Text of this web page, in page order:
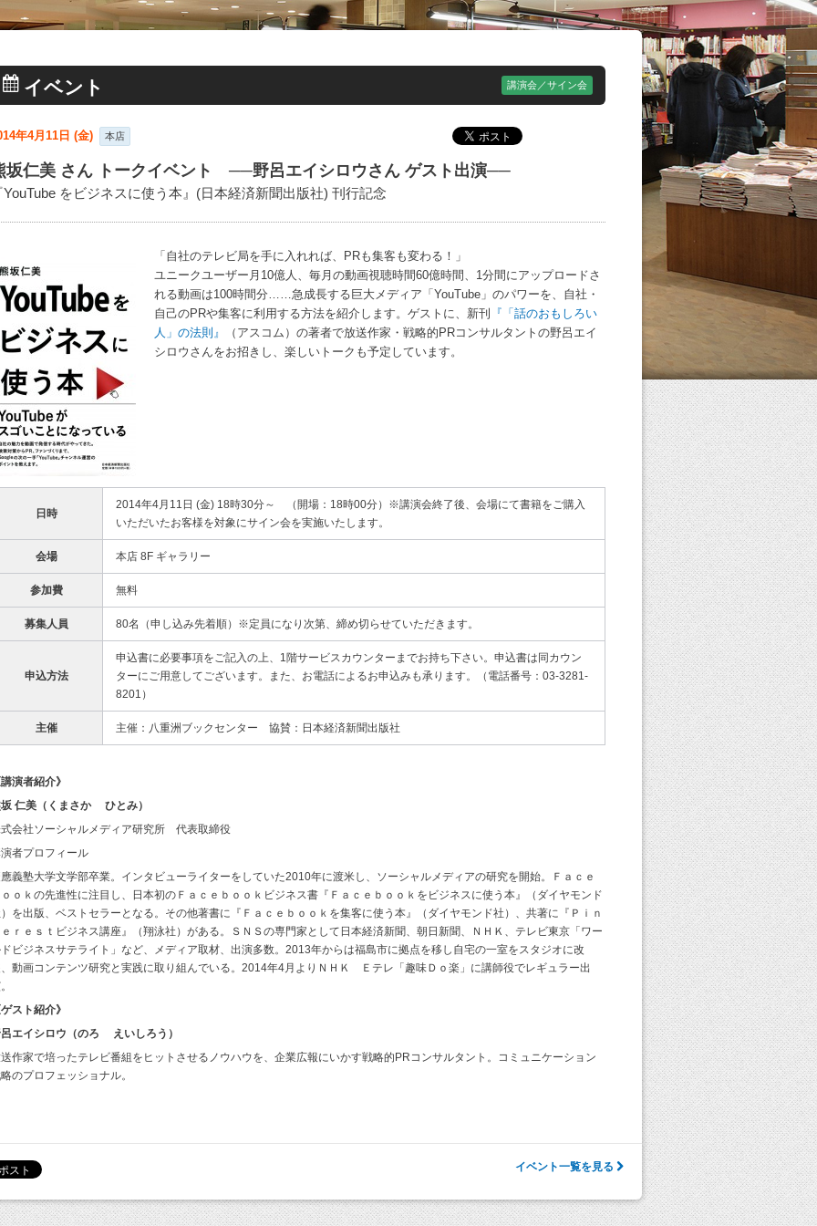
イベント 講演会／サイン会
年4月11日 (金) 本店
坂仁美 さん トークイベント ──野呂エイシロウさん ゲスト出演──
YouTube をビジネスに使う本』(日本経済新聞出版社) 刊行記念
「自社のテレビ局を手に入れれば、PRも集客も変わる！」
ユニークユーザー月10億人、毎月の動画視聴時間60億時間、1分間にアップロードさ
れる動画は100時間分……急成長する巨大メディア「YouTube」のパワーを、自社・
自己のPRや集客に利用する方法を紹介します。ゲストに、新刊
『「話のおもしろい
人」の法則』
（アスコム）の著者で放送作家・戦略的PRコンサルタントの野呂エイ
シロウさんをお招きし、楽しいトークも予定しています。
日時
2014年4月11日 (金) 18時30分～ （開場：18時00分）※講演会終了後、会場にて書籍をご購入
いただいたお客様を対象にサイン会を実施いたします。
会場 本店 8F ギャラリー
参加費 無料
募集人員 80名（申し込み先着順）※定員になり次第、締め切らせていただきます。
申込方法
申込書に必要事項をご記入の上、1階サービスカウンターまでお持ち下さい。申込書は同カウン
ターにご用意してございます。また、お電話によるお申込みも承ります。（電話番号：03-3281-
8201）
主催 主催：八重洲ブックセンター 協賛：日本経済新聞出版社
演者紹介》
仁美（くまさか ひとみ）
会社ソーシャルメディア研究所 代表取締役
者プロフィール
義塾大学文学部卒業。インタビューライターをしていた2010年に渡米し、ソーシャルメディアの研究を開始。Ｆａｃｅ
ｏｋの先進性に注目し、日本初のＦａｃｅｂｏｏｋビジネス書『Ｆａｃｅｂｏｏｋをビジネスに使う本』（ダイヤモンド
を出版、ベストセラーとなる。その他著書に『Ｆａｃｅｂｏｏｋを集客に使う本』（ダイヤモンド社）、共著に『Ｐｉｎ
ｒｅｓｔビジネス講座』（翔泳社）がある。ＳＮＳの専門家として日本経済新聞、朝日新聞、ＮＨＫ、テレビ東京「ワー
ビジネスサテライト」など、メディア取材、出演多数。2013年からは福島市に拠点を移し自宅の一室をスタジオに改
動画コンテンツ研究と実践に取り組んでいる。2014年4月よりＮＨＫ Ｅテレ「趣味Ｄｏ楽」に講師役でレギュラー出
スト紹介》
エイシロウ（のろ えいしろう）
作家で培ったテレビ番組をヒットさせるノウハウを、企業広報にいかす戦略的PRコンサルタント。コミュニケーション
のプロフェッショナル。
イベント一覧を見る